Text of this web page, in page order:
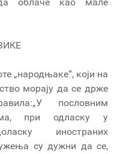
„народњаке“, који на
морају да се држе
пословним
при одласку у
иностраних
су дужни да се,